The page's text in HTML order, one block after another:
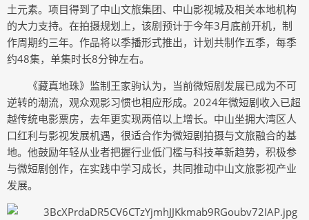
土元素。项目得到了中山文旅集团、中山影视城及相关本地机构
的大力支持。在拍摄规划上，该剧预计于今年3月底前开机，制
作周期约三年。作品将以季播形式推出，计划共制作五季，每季
约48集，单集时长8分钟左右。
《藏真地珠》监制王家驹认为，当前微短剧发展已成为不可
逆转的潮流，观众观影习惯也相应形成。2024年微短剧收入已超
越传统电影票房，去年更实现两倍以上增长。中山坐拥大湾区人
口红利与影视发展机遇，很适合作为微短剧拍摄与文旅融合的基
地。他鼓励年轻从业者把握行业低门槛与科技革新趋势，积极参
与微短剧创作，在实践中学习成长，共同推动中山文旅影视产业
发展。